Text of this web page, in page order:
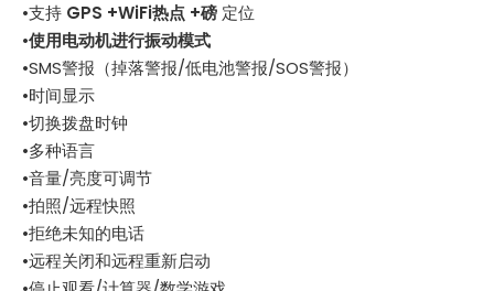
•支持 GPS +WiFi热点 +磅 定位
•使用电动机进行振动模式
•SMS警报（掉落警报/低电池警报/SOS警报）
•时间显示
•切换拨盘时钟
•多种语言
•音量/亮度可调节
•拍照/远程快照
•拒绝未知的电话
•远程关闭和远程重新启动